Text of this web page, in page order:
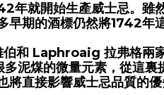
年就開始生產威士忌。雖
期的酒標仍然將1742年
和 Laphroaig 拉弗格兩
泥煤的微量元素，從這
直接影響威士忌品質的優